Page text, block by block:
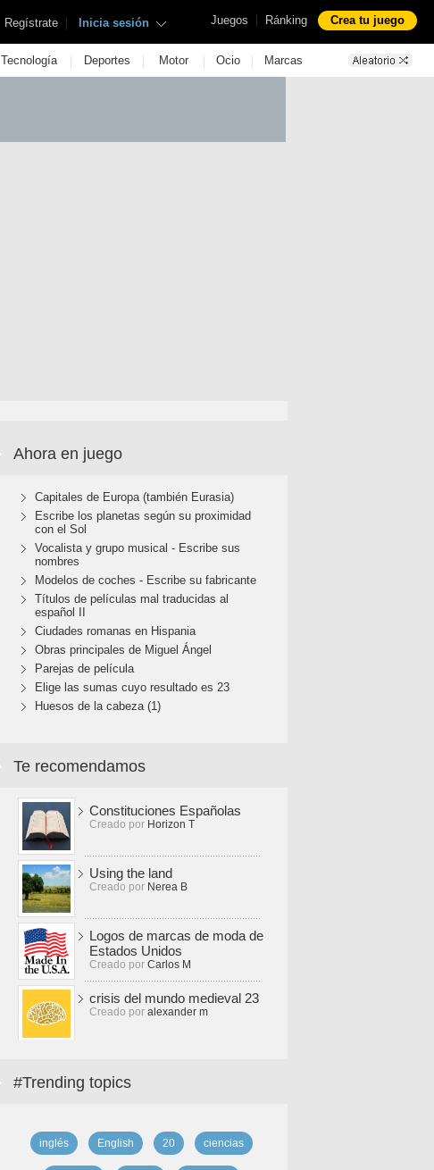
Juegos | Ránking Crea tu juego
Regístrate | Inicia sesión
Tecnología | Deportes | Motor | Ocio | Marcas
Ahora en juego
Capitales de Europa (también Eurasia)
Escribe los planetas según su proximidad
con el Sol
Vocalista y grupo musical - Escribe sus
nombres
Modelos de coches - Escribe su fabricante
Títulos de películas mal traducidas al
español II
Ciudades romanas en Hispania
Obras principales de Miguel Ángel
Parejas de película
Elige las sumas cuyo resultado es 23
Huesos de la cabeza (1)
Te recomendamos
Constituciones Españolas
Creado por Horizon T
Using the land
Creado por Nerea B
Logos de marcas de moda de
Estados Unidos
Creado por Carlos M
crisis del mundo medieval 23
Creado por alexander m
#Trending topics
inglés English 20 ciencias